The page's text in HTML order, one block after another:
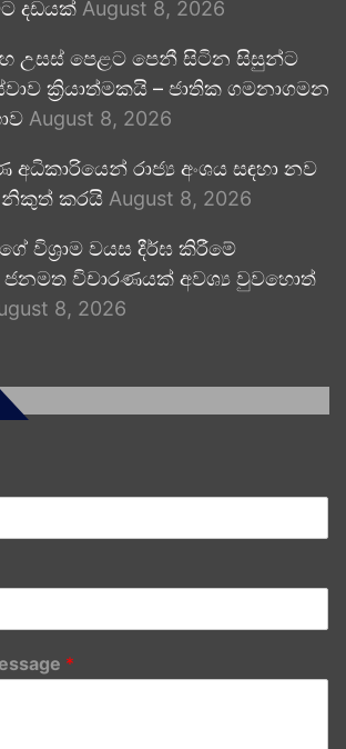
දඩයක් August 8, 2026
උසස් පෙළට පෙනී සිටින සිසුන්ට
ක්‍රියාත්මකයි – ජාතික ගමනාගමන
August 8, 2026
රාජ්‍ය අංශය සඳහා නව
නිකුත් කරයි August 8, 2026
විශ්‍රාම වයස දීර්ඝ කිරීමේ
විචාරණයක් අවශ්‍ය වුවහොත්
8, 2026
*